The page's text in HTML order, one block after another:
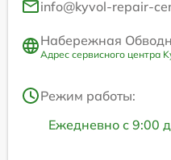
info@kyvol-repair-
Набережная
Адрес сервисного центра
Режим работы:
Ежедневно с 9:00